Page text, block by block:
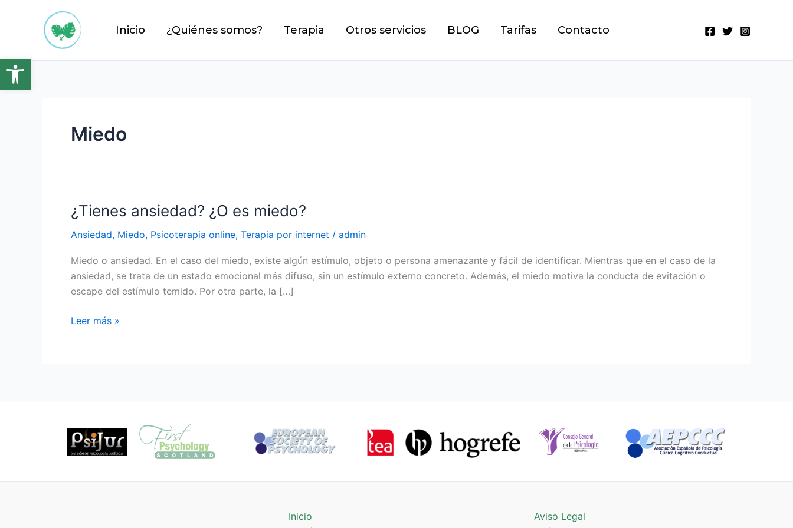
Abrir barra de herramientas
Inicio ¿Quiénes somos? Terapia Otros servicios BLOG Tarifas Contacto
Miedo
¿Tienes ansiedad? ¿O es miedo?
Ansiedad, Miedo, Psicoterapia online, Terapia por internet / admin
Miedo o ansiedad. En el caso del miedo, existe algún estímulo, objeto o persona amenazante y fácil de identificar. Mientras que en el caso de la
ansiedad, se trata de un estado emocional más difuso, sin un estímulo externo concreto. Además, el miedo motiva la conducta de evitación o
escape del estímulo temido. Por otra parte, la […]
¿Tienes
¿O
es
miedo?
Leer más »
Inicio
Aviso Legal